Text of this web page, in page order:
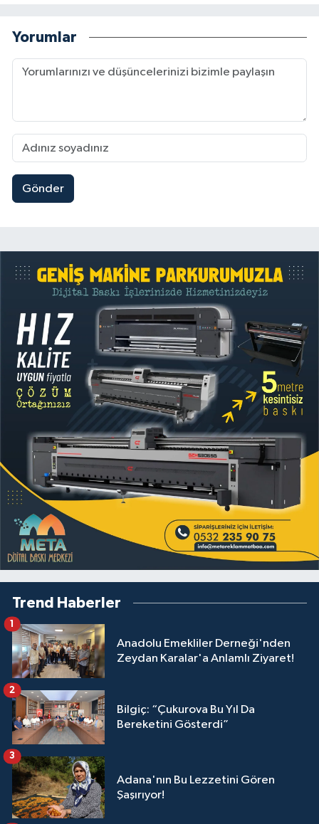
Yorumlar
Gönder
Trend Haberler
Anadolu Emekliler Derneği'nden
Zeydan Karalar'a Anlamlı Ziyaret!
1
Bilgiç: “Çukurova Bu Yıl Da
Bereketini Gösterdi”
2
Adana'nın Bu Lezzetini Gören
Şaşırıyor!
3